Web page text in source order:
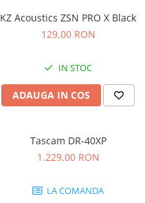
KZ Acoustics ZSN PRO X Black
129,00 RON
IN STOC
ADAUGA IN COS
Tascam DR-40XP
1.229,00 RON
LA COMANDA